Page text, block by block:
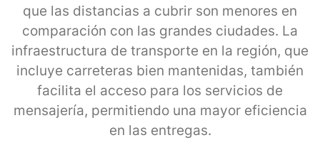
que las distancias a cubrir son menores en
comparación con las grandes ciudades. La
infraestructura de transporte en la región, que
incluye carreteras bien mantenidas, también
facilita el acceso para los servicios de
mensajería, permitiendo una mayor eficiencia
en las entregas.